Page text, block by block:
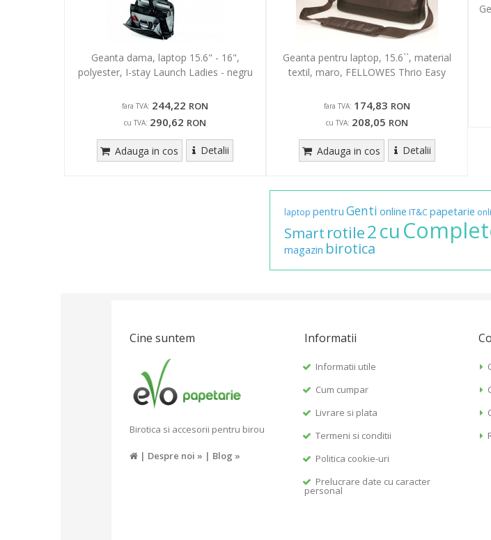
Geanta dama, laptop 15.6" - 16",
polyester, I-stay Launch Ladies - negru
fara TVA: 244,22 RON
cu TVA: 290,62 RON
Adauga in cos Detalii
Geanta pentru laptop, 15.6``, material
textil, maro, FELLOWES Thrio Easy
fara TVA: 174,83 RON
cu TVA: 208,05 RON
Adauga in cos Detalii
laptop pentru Genti online IT&C papetarie
Smart rotile2cu
magazin birotica
Cine suntem
Birotica si accesorii pentru birou
| Despre noi » | Blog »
Informatii
Informatii utile
Cum cumpar
Livrare si plata
Termeni si conditii
Politica cookie-uri
Prelucrare date cu caracter
personal